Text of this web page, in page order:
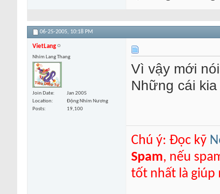
06-25-2005, 10:18 PM
VietLang
Nhím Lang Thang
Join Date
Jan 2005
Location
Động Nhím Nương
Posts
19,100
Vì vậy mới
Những cái
Chú ý: Đọc kỹ
Spam, nếu
tốt nhất là giúp